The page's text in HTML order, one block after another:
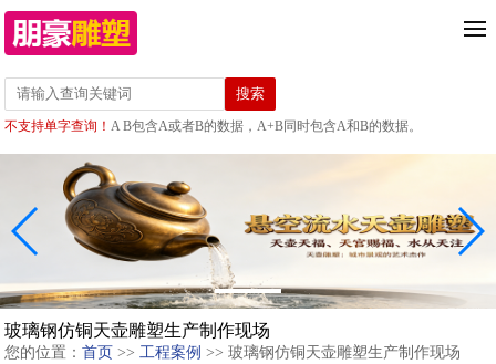
不支持单字查询！A B包含A或者B的数据，A+B同时包含A和B的数据。
玻璃钢仿铜天壶雕塑生产制作现场
您的位置：首页 >>工程案例 >> 玻璃钢仿铜天壶雕塑生产制作现场